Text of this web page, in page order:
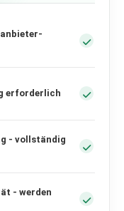
erforderlich
- vollständig
- werden